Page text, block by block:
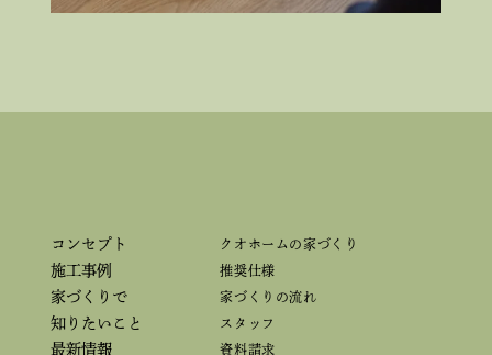
コンセプト
施工事例
家づくりで
知りたいこと
最新情報
クオホームの家づくり
推奨仕様
家づくりの流れ
スタッフ
資料請求